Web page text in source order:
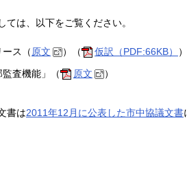
ては、以下をご覧ください。
ス（ 原文 ）（ 仮訳（PDF:66KB）
）
監査機能」（
原文 ）
書は2011年12月に公表した市中協議文書